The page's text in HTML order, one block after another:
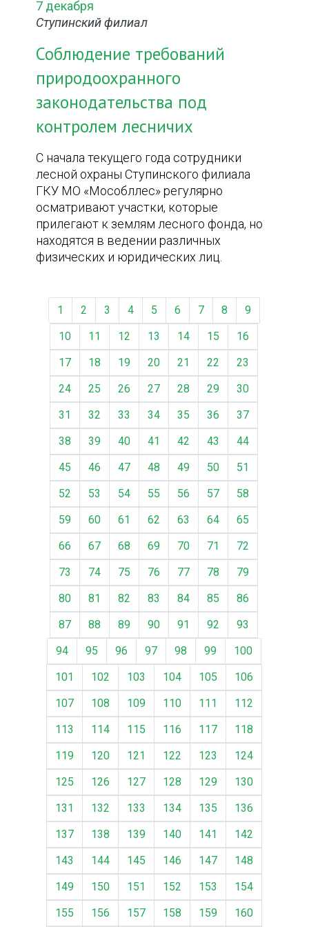
7 декабря
Ступинский филиал
Соблюдение требований
природоохранного
законодательства под
контролем лесничих
С начала текущего года сотрудники
лесной охраны Ступинского филиала
ГКУ МО «Мособллес» регулярно
осматривают участки, которые
прилегают к землям лесного фонда, но
находятся в ведении различных
физических и юридических лиц.
1 2 3 4 5 6 7 8
9
10
11 12 13 14 15
16
17
18 19 20 21 22
23
24
25 26 27 28 29
30
31
32 33 34 35 36
37
38
39 40 41 42 43
44
45
46 47 48 49 50
51
52
53 54 55 56 57
58
59
60 61 62 63 64
65
66
67 68 69 70 71
72
73
74 75 76 77 78
79
80
81 82 83 84 85
86
87
88 89 90 91 92
93
94
95 96 97 98 99
100
101
102 103 104 105
106
107
108 109 110 111
112
113
114 115 116 117
118
119
120 121 122 123
124
125
126 127 128 129
130
131
132 133 134 135
136
137
138 139 140 141
142
143
144 145 146 147
148
149
150 151 152 153
154
155
156 157 158 159
160